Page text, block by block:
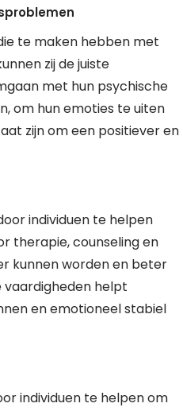
te maken hebben met
zij de juiste
met hun psychische
om hun emoties te uiten
zijn om een positiever en
individuen te helpen
therapie, counseling en
kunnen worden en beter
vaardigheden helpt
en emotioneel stabiel
individuen te helpen om